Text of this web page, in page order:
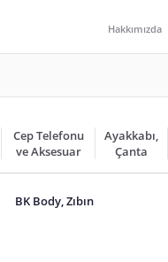
Hakkımızda
Cep Telefonu
ve Aksesuar
Ayakkabı,
Çanta
BK Body, Zıbın